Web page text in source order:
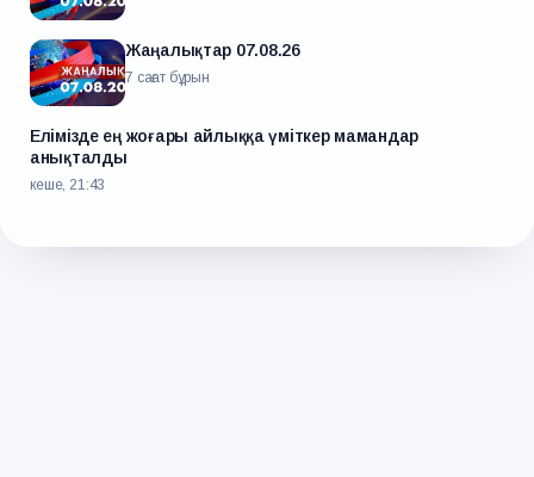
Жаңалықтар 07.08.26
7 сағат бұрын
Елімізде ең жоғары айлыққа үміткер мамандар
анықталды
кеше, 21:43